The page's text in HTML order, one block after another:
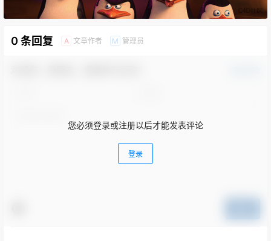
0 条回复 A 文章作者 M 管理员
您必须登录或注册以后才能发表评论
登录